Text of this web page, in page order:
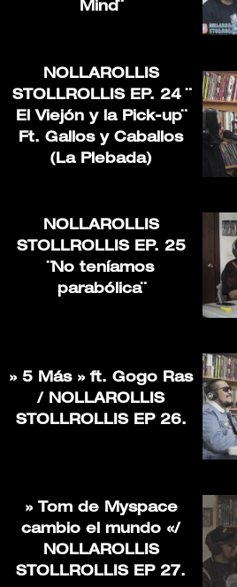
Mind¨
NOLLAROLLIS
STOLLROLLIS EP. 24 ¨
El Viejón y la Pick-up¨
Ft. Gallos y Caballos
(La Plebada)
NOLLAROLLIS
STOLLROLLIS EP. 25
¨No teníamos
parabólica¨
» 5 Más » ft. Gogo Ras
/ NOLLAROLLIS
STOLLROLLIS EP 26.
» Tom de Myspace
cambio el mundo «/
NOLLAROLLIS
STOLLROLLIS EP 27.